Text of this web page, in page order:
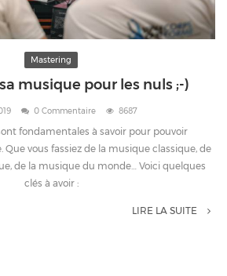
Mastering
musique pour les nuls ;-)
0 Commentaire 8687
fondamentales à savoir pour pouvoir
vous fassiez de la musique classique, de
de la musique du monde… Voici quelques
clés à avoir :
LIRE LA SUITE